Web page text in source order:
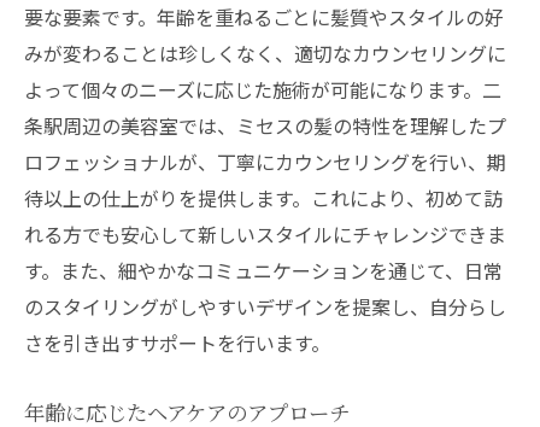
要な要素です。年齢を重ねるごとに髪質やスタイルの好
みが変わることは珍しくなく、適切なカウンセリングに
よって個々のニーズに応じた施術が可能になります。二
条駅周辺の美容室では、ミセスの髪の特性を理解したプ
ロフェッショナルが、丁寧にカウンセリングを行い、期
待以上の仕上がりを提供します。これにより、初めて訪
れる方でも安心して新しいスタイルにチャレンジできま
す。また、細やかなコミュニケーションを通じて、日常
のスタイリングがしやすいデザインを提案し、自分らし
さを引き出すサポートを行います。
年齢に応じたヘアケアのアプローチ